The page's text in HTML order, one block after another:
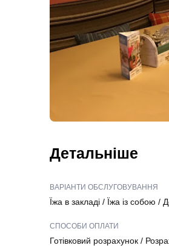
Детальніше
ВАРІАНТИ ОБСЛУГОВУВАННЯ
Їжа в закладі / Їжа із собою /
СПОСОБИ ОПЛАТИ
Готівковий розрахунок /